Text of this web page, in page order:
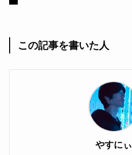
この記事を書いた人
やすにぃ